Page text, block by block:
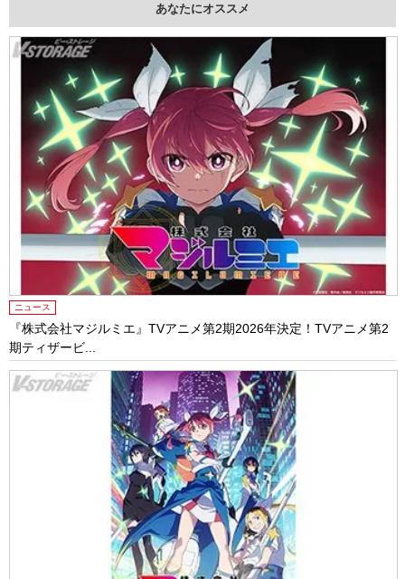
あなたにオススメ
ニュース
『株式会社マジルミエ』TVアニメ第2期2026年決定！TVアニメ第2
期ティザービ...